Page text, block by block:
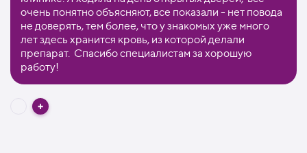
очень понятно объясняют, все показали - нет повода
не доверять, тем более, что у знакомых уже много
лет здесь хранится кровь, из которой делали
препарат. Спасибо специалистам за хорошую
работу!